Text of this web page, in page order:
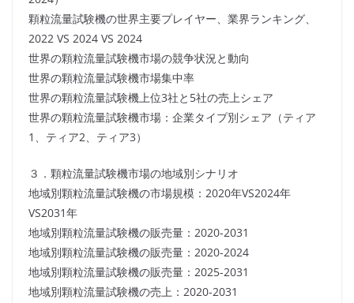
顆粒流量試験機の世界主要プレイヤー、業界ランキング、
2022 VS 2024 VS 2024
世界の顆粒流量試験機市場の競争状況と動向
世界の顆粒流量試験機市場集中率
世界の顆粒流量試験機上位3社と5社の売上シェア
世界の顆粒流量試験機市場：企業タイプ別シェア（ティア
1、ティア2、ティア3）
３．顆粒流量試験機市場の地域別シナリオ
地域別顆粒流量試験機の市場規模：2020年VS2024年
VS2031年
地域別顆粒流量試験機の販売量：2020-2031
地域別顆粒流量試験機の販売量：2020-2024
地域別顆粒流量試験機の販売量：2025-2031
地域別顆粒流量試験機の売上：2020-2031